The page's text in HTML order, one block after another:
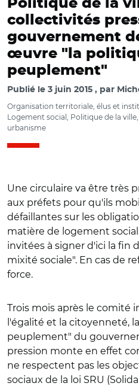
Politique de la
collectivités
gouvernement
œuvre "la
peuplement"
Publié le 3 juin 2015 par
Organisation territoriale, élus et
Logement social, Politique de la
urbanisme
Une circulaire va être très
aux préfets pour qu'ils
défaillantes sur les
matière de logement
invitées à signer d'ici la fin
mixité sociale". En cas de
force.
Trois mois après le comité
l'égalité et la citoyenneté,
peuplement" du
pression monte en effet
ne respectent pas les
sociaux de la loi SRU